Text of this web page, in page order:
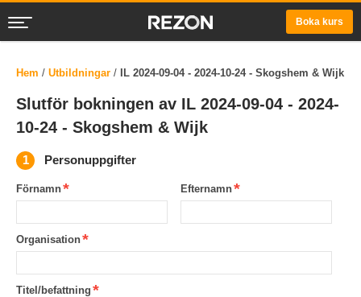
Boka kurs
Hem / Utbildningar / IL 2024-09-04 - 2024-10-24 - Skogshem & Wijk
Slutför bokningen av IL 2024-09-04 - 2024-
10-24 - Skogshem & Wijk
Personuppgifter
Förnamn Efternamn
Organisation
Titel/befattning